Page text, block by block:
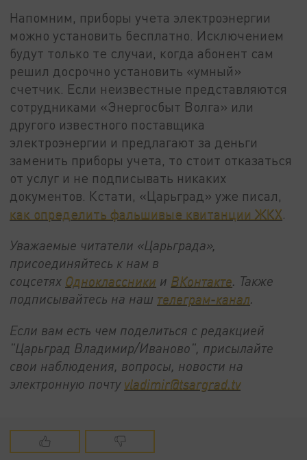
Напомним, приборы учета электроэнергии
можно установить бесплатно. Исключением
будут только те случаи, когда абонент сам
решил досрочно установить «умный»
счетчик. Если неизвестные представляются
сотрудниками «Энергосбыт Волга» или
другого известного поставщика
электроэнергии и предлагают за деньги
заменить приборы учета, то стоит отказаться
от услуг и не подписывать никаких
документов. Кстати, «Царьград» уже писал,
как определить фальшивые квитанции ЖКХ
Уважаемые читатели «Царьграда»,
присоединяйтесь к нам в
соцсетях Одноклассники и ВКонтакте. Также
подписывайтесь на наш телеграм-канал.
Если вам есть чем поделиться с редакцией
"Царьград Владимир/Иваново", присылайте
свои наблюдения, вопросы, новости на
электронную почту vladimir@tsargrad.tv